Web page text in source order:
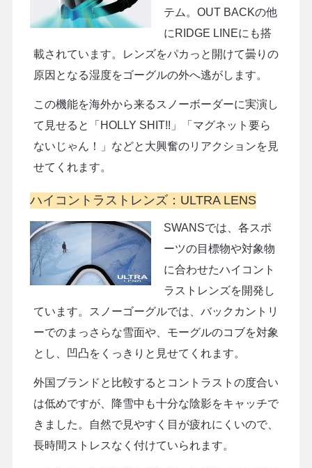
テム。OUT BACKの他
にRIDGE LINEにも搭
載されています。レンズをパカっと開けて曇りの
原因となる湿度をゴーグルの外へ逃がします。
この機能を海外から来るスノーボーダーに実演し
て見せると「HOLLY SHIT!!」「マグネット要ら
ないじゃん！」などと大興奮のリアクションを見
せてくれます。
ハイコントラストレンズ：ULTRA LENS
SWANSでは、各スポ
ーツの目標物や対象物
に合わせたハイコント
ラストレンズを開発し
ています。スノーゴーグルでは、バックカントリ
ーでのまっさらな雪面や、モーグルのコブを対象
とし、凹凸をくっきりと見せてくれます。
外国ブランドと比較するとコントラストの度合い
は低めですが、降雪中も十分な陰影をキャッチで
きました。自然で見やすく目が疲れにくいので、
長時間ストレスなく付けていられます。